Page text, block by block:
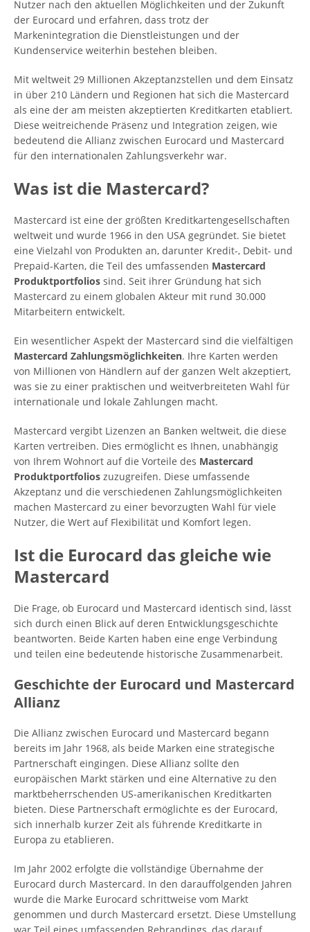
Nutzer nach den aktuellen Möglichkeiten und der Zukunft
der Eurocard und erfahren, dass trotz der
Markenintegration die Dienstleistungen und der
Kundenservice weiterhin bestehen bleiben.
Mit weltweit 29 Millionen Akzeptanzstellen und dem Einsatz
in über 210 Ländern und Regionen hat sich die Mastercard
als eine der am meisten akzeptierten Kreditkarten etabliert.
Diese weitreichende Präsenz und Integration zeigen, wie
bedeutend die Allianz zwischen Eurocard und Mastercard
für den internationalen Zahlungsverkehr war.
Was ist die Mastercard?
Mastercard ist eine der größten Kreditkartengesellschaften
weltweit und wurde 1966 in den USA gegründet. Sie bietet
eine Vielzahl von Produkten an, darunter Kredit-, Debit- und
Prepaid-Karten, die Teil des umfassenden Mastercard
Produktportfolios sind. Seit ihrer Gründung hat sich
Mastercard zu einem globalen Akteur mit rund 30.000
Mitarbeitern entwickelt.
Ein wesentlicher Aspekt der Mastercard sind die vielfältigen
Mastercard Zahlungsmöglichkeiten. Ihre Karten werden
von Millionen von Händlern auf der ganzen Welt akzeptiert,
was sie zu einer praktischen und weitverbreiteten Wahl für
internationale und lokale Zahlungen macht.
Mastercard vergibt Lizenzen an Banken weltweit, die diese
Karten vertreiben. Dies ermöglicht es Ihnen, unabhängig
von Ihrem Wohnort auf die Vorteile des Mastercard
Produktportfolios zuzugreifen. Diese umfassende
Akzeptanz und die verschiedenen Zahlungsmöglichkeiten
machen Mastercard zu einer bevorzugten Wahl für viele
Nutzer, die Wert auf Flexibilität und Komfort legen.
Ist die Eurocard das gleiche wie
Mastercard
Die Frage, ob Eurocard und Mastercard identisch sind, lässt
sich durch einen Blick auf deren Entwicklungsgeschichte
beantworten. Beide Karten haben eine enge Verbindung
und teilen eine bedeutende historische Zusammenarbeit.
Geschichte der Eurocard und Mastercard
Allianz
Die Allianz zwischen Eurocard und Mastercard begann
bereits im Jahr 1968, als beide Marken eine strategische
Partnerschaft eingingen. Diese Allianz sollte den
europäischen Markt stärken und eine Alternative zu den
marktbeherrschenden US-amerikanischen Kreditkarten
bieten. Diese Partnerschaft ermöglichte es der Eurocard,
sich innerhalb kurzer Zeit als führende Kreditkarte in
Europa zu etablieren.
Im Jahr 2002 erfolgte die vollständige Übernahme der
Eurocard durch Mastercard. In den darauffolgenden Jahren
wurde die Marke Eurocard schrittweise vom Markt
genommen und durch Mastercard ersetzt. Diese Umstellung